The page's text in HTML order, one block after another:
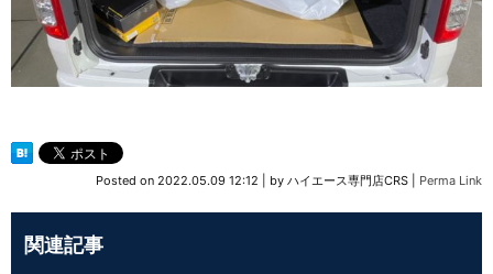
Posted on 2022.05.09 12:12 by ハイエース専門店CRS Perma Link
関連記事